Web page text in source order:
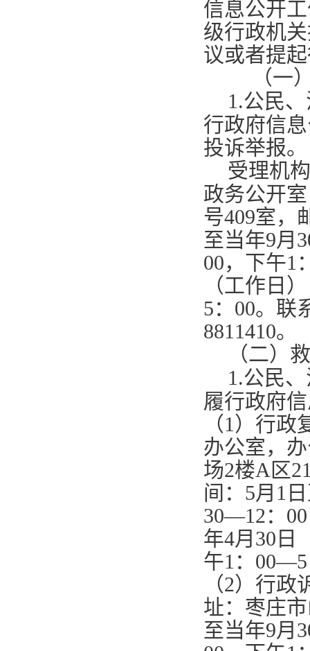
信息公开
级行政机
议或者提
（一
1.公民
行政府信
投诉举报。
受理机
政务公开
号409室，
至当年9月
00，下午1
（工作日
5： 00。联
8811410。
（二）
1.公民
履行政府
（1 ）行政
办公室，
场2楼A 区
间： 5月 1
30—12： 00
年4月 30 日
午1 ： 00—5
（2）行政
址：枣庄
至当年9月